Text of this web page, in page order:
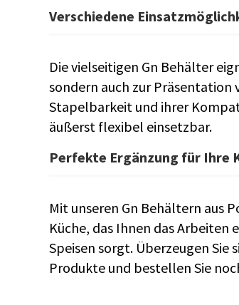
Verschiedene
Die vielseitigen Gn Behälter
sondern auch zur Präsentation
Stapelbarkeit und ihrer
äußerst flexibel einsetzbar.
Perfekte Ergänzung für Ihre
Mit unseren Gn Behältern aus
Küche, das Ihnen das
Speisen sorgt. Überzeugen
Produkte und bestellen Sie